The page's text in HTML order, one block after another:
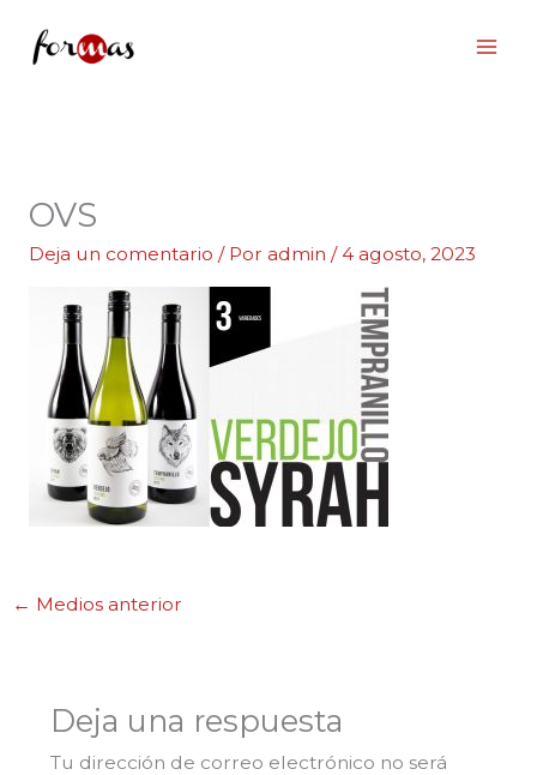
OVS
Deja un comentario / Por admin /4 agosto, 2023
← Medios anterior
Deja una respuesta
Tu dirección de correo electrónico no será